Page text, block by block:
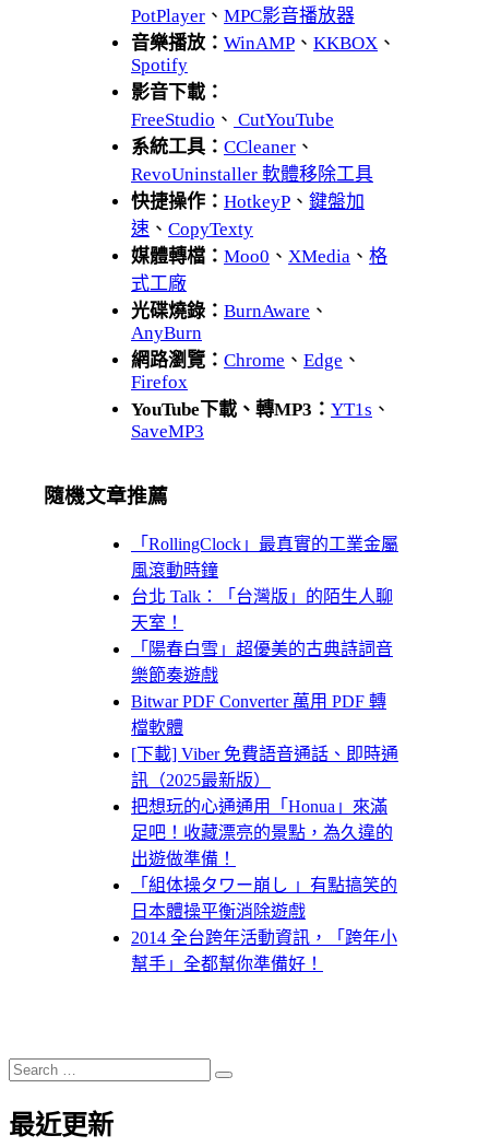
PotPlayer 、 MPC影音播放器
音樂播放： WinAMP 、 KKBOX 、
Spotify
影音下載：
FreeStudio 、 CutYouTube
系統工具： CCleaner 、
RevoUninstaller 軟體移除工具
快捷操作： HotkeyP 、 鍵盤加
速 、 CopyTexty
媒體轉檔： Moo0 、 XMedia 、 格
式工廠
光碟燒錄： BurnAware 、
AnyBurn
網路瀏覽： Chrome 、 Edge 、
Firefox
YouTube下載、轉MP3： YT1s 、
SaveMP3
隨機文章推薦
「RollingClock」最真實的工業金屬
風滾動時鐘
台北 Talk：「台灣版」的陌生人聊
天室！
「陽春白雪」超優美的古典詩詞音
樂節奏遊戲
Bitwar PDF Converter 萬用 PDF 轉
檔軟體
[下載] Viber 免費語音通話、即時通
訊（2025最新版）
把想玩的心通通用「Honua」來滿
足吧！收藏漂亮的景點，為久違的
出遊做準備！
「組体操タワー崩し 」有點搞笑的
日本體操平衡消除遊戲
2014 全台跨年活動資訊，「跨年小
幫手」全都幫你準備好！
Search
for:
Search
最近更新